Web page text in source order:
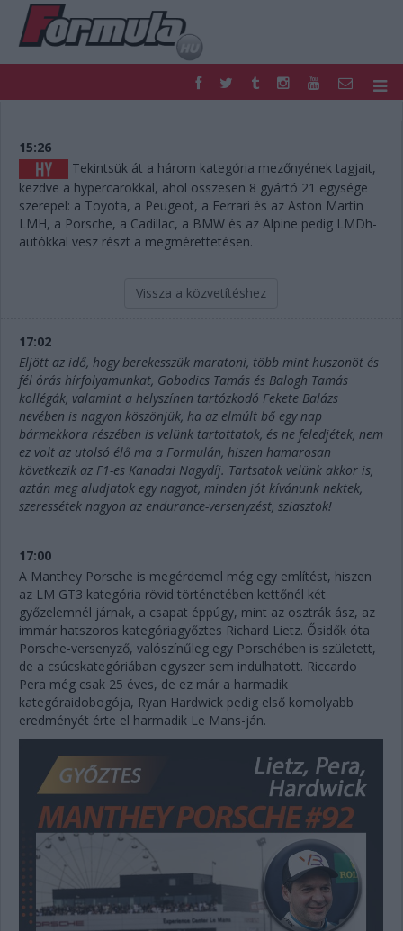
FORMULA
NEMZETKÖZI
HAZAI
RETRO
EGYÉB
PODCAST
SHOP
LIVE
TIPPJÁTÉK
15:26
Tekintsük át a három kategória mezőnyének tagjait,
kezdve a hypercarokkal, ahol összesen 8 gyártó 21 egysége
szerepel: a Toyota, a Peugeot, a Ferrari és az Aston Martin
LMH, a Porsche, a Cadillac, a BMW és az Alpine pedig LMDh-
autókkal vesz részt a megmérettetésen.
Vissza a közvetítéshez
17:02
Eljött az idő, hogy berekesszük maratoni, több mint huszonöt és
fél órás hírfolyamunkat, Gobodics Tamás és Balogh Tamás
kollégák, valamint a helyszínen tartózkodó Fekete Balázs
nevében is nagyon köszönjük, ha az elmúlt bő egy nap
bármekkora részében is velünk tartottatok, és ne feledjétek, nem
ez volt az utolsó élő ma a Formulán, hiszen hamarosan
következik az F1-es Kanadai Nagydíj. Tartsatok velünk akkor is,
aztán meg aludjatok egy nagyot, minden jót kívánunk nektek,
szeressétek nagyon az endurance-versenyzést, sziasztok!
17:00
A Manthey Porsche is megérdemel még egy említést, hiszen
az LM GT3 kategória rövid történetében kettőnél két
győzelemnél járnak, a csapat éppúgy, mint az osztrák ász, az
immár hatszoros kategóriagyőztes Richard Lietz. Ősidők óta
Porsche-versenyző, valószínűleg egy Porschében is született,
de a csúcskategóriában egyszer sem indulhatott. Riccardo
Pera még csak 25 éves, de ez már a harmadik
kategóraidobogója, Ryan Hardwick pedig első komolyabb
eredményét érte el harmadik Le Mans-ján.